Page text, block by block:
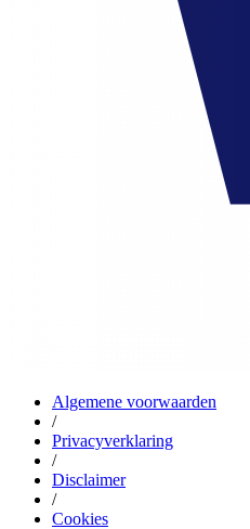
Algemene voorwaarden
/
Privacyverklaring
/
Disclaimer
/
Cookies